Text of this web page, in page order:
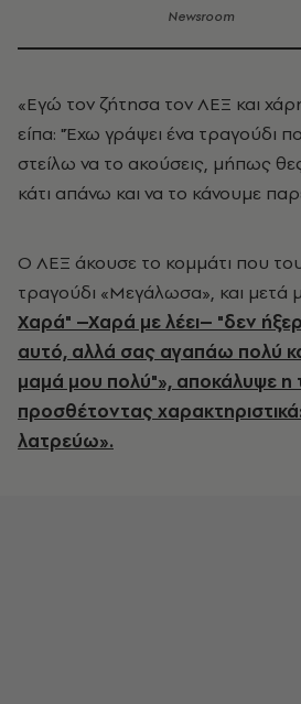
Newsroom
«Εγώ τον ζήτησα τον ΛΕΞ και
είπα: "Έχω γράψει ένα τραγούδι
στείλω να το ακούσεις, μήπως
κάτι απάνω και να το κάνουμε
Ο ΛΕΞ άκουσε το κομμάτι που του
τραγούδι «Μεγάλωσα», και μετά
Χαρά" –Χαρά με λέει– "δεν
αυτό, αλλά σας αγαπάω πολύ
μαμά μου πολύ"», αποκάλυψε η
προσθέτοντας
λατρεύω».